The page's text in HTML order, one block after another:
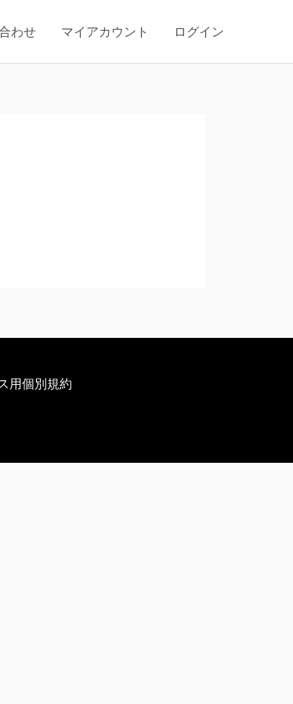
わせ マイアカウント ログイン
用個別規約